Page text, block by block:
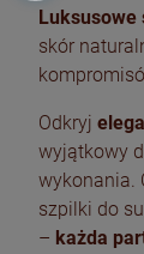
Luksusowe
skór
Odkryj
wyjątkowy
wykonania.
szpilki do
– każda